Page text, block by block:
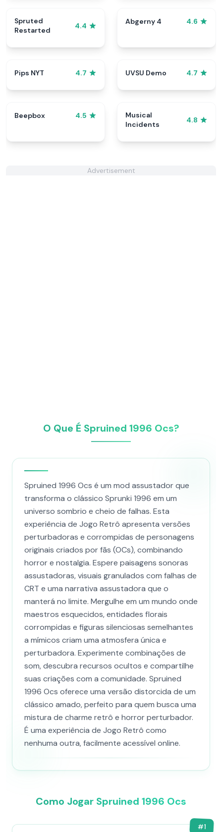
Spruted
Restarted
4.4
Abgerny 4 4.6
Pips NYT 4.7 UVSU Demo 4.7
Beepbox 4.5
Musical
Incidents
4.8
Advertisement
O Que É Spruined 1996 Ocs​?
Spruined 1996 Ocs​ é um mod assustador que
transforma o clássico Sprunki 1996 em um
universo sombrio e cheio de falhas. Esta
experiência de Jogo Retrô apresenta versões
perturbadoras e corrompidas de personagens
originais criados por fãs (OCs), combinando
horror e nostalgia. Espere paisagens sonoras
assustadoras, visuais granulados com falhas de
CRT e uma narrativa assustadora que o
manterá no limite. Mergulhe em um mundo onde
maestros esquecidos, entidades florais
corrompidas e figuras silenciosas semelhantes
a mímicos criam uma atmosfera única e
perturbadora. Experimente combinações de
som, descubra recursos ocultos e compartilhe
suas criações com a comunidade. Spruined
1996 Ocs​ oferece uma versão distorcida de um
clássico amado, perfeito para quem busca uma
mistura de charme retrô e horror perturbador.
É uma experiência de Jogo Retrô como
nenhuma outra, facilmente acessível online.
Como Jogar Spruined 1996 Ocs​
#1